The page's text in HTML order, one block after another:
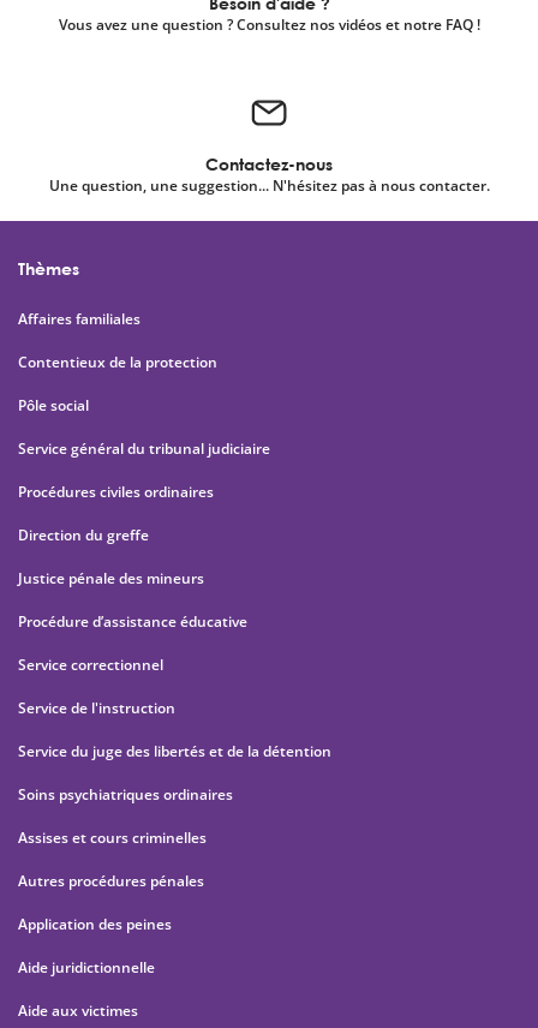
Vous avez une question ? Consultez nos vidéos et notre FAQ !
Contactez-nous
Une question, une suggestion... N'hésitez pas à nous contacter.
Thèmes
Affaires familiales
Contentieux de la protection
Pôle social
Service général du tribunal judiciaire
Procédures civiles ordinaires
Direction du greffe
Justice pénale des mineurs
Procédure d’assistance éducative
Service correctionnel
Service de l'instruction
Service du juge des libertés et de la détention
Soins psychiatriques ordinaires
Assises et cours criminelles
Autres procédures pénales
Application des peines
Aide juridictionnelle
Aide aux victimes